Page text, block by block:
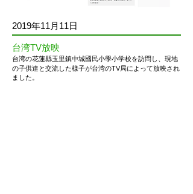
2019年11月11日
台湾TV放映
台湾の花蓮縣玉里鎮中城國民小學小学校を訪問し、現地
の子供達と交流した様子が台湾のTV局によって放映され
ました。